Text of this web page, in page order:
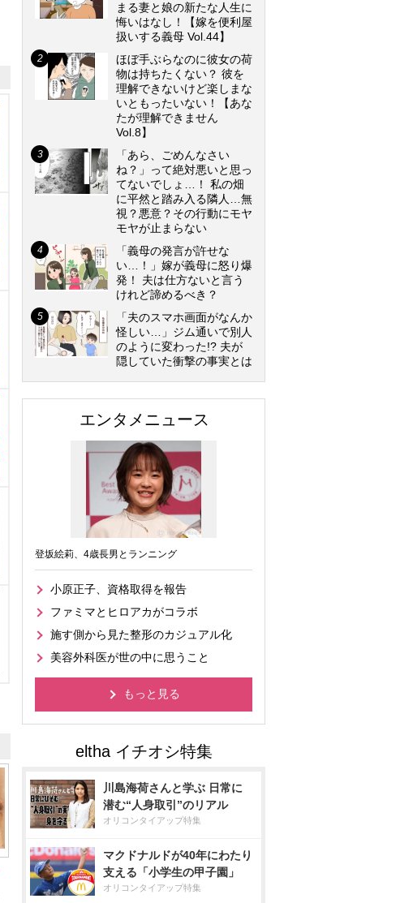
まる妻と娘の新たな人生に
悔いはなし！【嫁を便利屋
扱いする義母 Vol.44】
ほぼ手ぶらなのに彼女の荷
物は持ちたくない？ 彼を
理解できないけど楽しまな
いともったいない！【あな
たが理解できません
Vol.8】
「あら、ごめんなさい
ね？」って絶対悪いと思っ
てないでしょ…！ 私の畑
に平然と踏み入る隣人…無
視？悪意？その行動にモヤ
モヤが止まらない
「義母の発言が許せな
い…！」嫁が義母に怒り爆
発！ 夫は仕方ないと言う
けれど諦めるべき？
「夫のスマホ画面がなんか
怪しい…」ジム通いで別人
のように変わった!? 夫が
隠していた衝撃の事実とは
エンタメニュース
登坂絵莉、4歳長男とランニング
小原正子、資格取得を報告
ファミマとヒロアカがコラボ
施す側から見た整形のカジュアル化
美容外科医が世の中に思うこと
もっと見る
川島海荷さんと学ぶ 日常に
潜む“人身取引”のリアル
オリコンタイアップ特集
マクドナルドが40年にわたり
支える「小学生の甲子園」
オリコンタイアップ特集